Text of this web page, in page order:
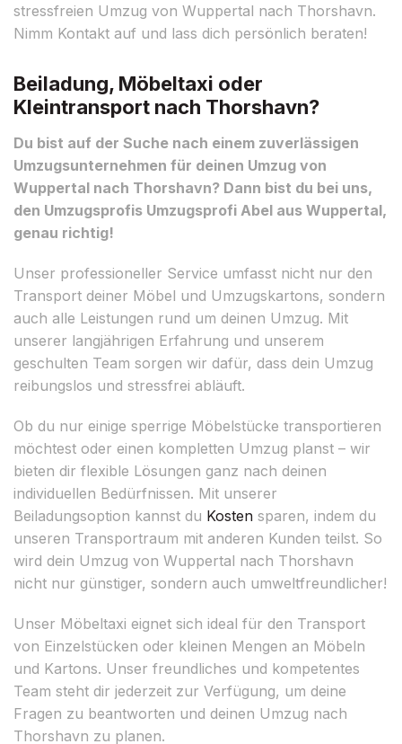
stressfreien Umzug von Wuppertal nach Thorshavn.
Nimm Kontakt auf und lass dich persönlich beraten!
Beiladung, Möbeltaxi oder
Kleintransport nach Thorshavn?
Du bist auf der Suche nach einem zuverlässigen
Umzugsunternehmen für deinen Umzug von
Wuppertal nach Thorshavn? Dann bist du bei uns,
den Umzugsprofis Umzugsprofi Abel aus Wuppertal,
genau richtig!
Unser professioneller Service umfasst nicht nur den
Transport deiner Möbel und Umzugskartons, sondern
auch alle Leistungen rund um deinen Umzug. Mit
unserer langjährigen Erfahrung und unserem
geschulten Team sorgen wir dafür, dass dein Umzug
reibungslos und stressfrei abläuft.
Ob du nur einige sperrige Möbelstücke transportieren
möchtest oder einen kompletten Umzug planst – wir
bieten dir flexible Lösungen ganz nach deinen
individuellen Bedürfnissen. Mit unserer
Beiladungsoption kannst du Kosten sparen, indem du
unseren Transportraum mit anderen Kunden teilst. So
wird dein Umzug von Wuppertal nach Thorshavn
nicht nur günstiger, sondern auch umweltfreundlicher!
Unser Möbeltaxi eignet sich ideal für den Transport
von Einzelstücken oder kleinen Mengen an Möbeln
und Kartons. Unser freundliches und kompetentes
Team steht dir jederzeit zur Verfügung, um deine
Fragen zu beantworten und deinen Umzug nach
Thorshavn zu planen.